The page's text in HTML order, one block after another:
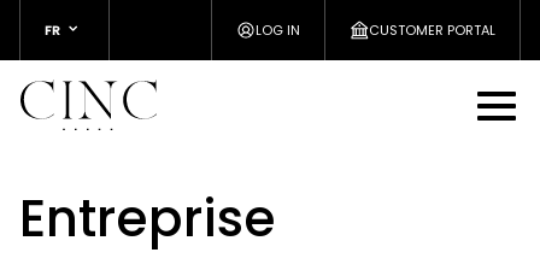
FR LOG IN CUSTOMER PORTAL
Entreprise